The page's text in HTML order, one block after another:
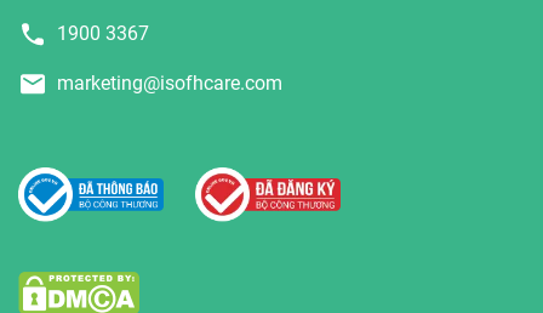
1900 3367
marketing@isofhcare.com